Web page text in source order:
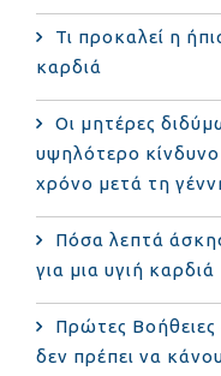
Τι προκαλεί η
καρδιά
Οι μητέρες
υψηλότερο
χρόνο μετά τη
Πόσα λεπτά
για μια υγιή καρδιά
Πρώτες Βοήθειες
δεν πρέπει να